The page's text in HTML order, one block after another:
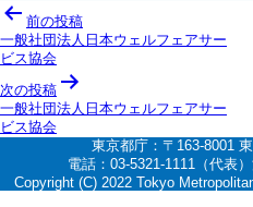
投
稿
ナ
ビ
ゲ
シ
前の投稿
一般社団法人日本ウェルフェアサー
ビス協会
次の投稿
一般社団法人日本ウェルフェアサー
ビス協会
東京都庁：〒163-8001
電話：03-5321-1111（代表
Copyright (C) 2022 Tokyo